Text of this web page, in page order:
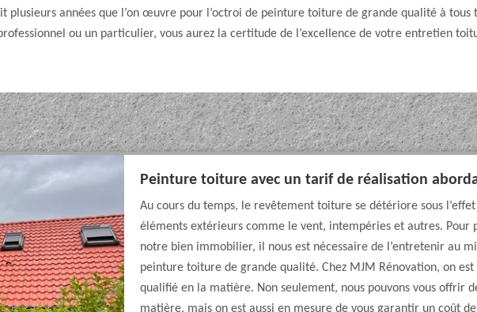
plusieurs années que l’on œuvre pour l’octroi de peinture toiture de grande qualité à tous
ou un particulier, vous aurez la certitude de l’excellence de votre entretien
Peinture toiture avec un tarif de réalisation
Au cours du temps, le revêtement toiture se détériore sous
éléments extérieurs comme le vent, intempéries et autres. Pour
notre bien immobilier, il nous est nécessaire de l’entretenir au
peinture toiture de grande qualité. Chez MJM Rénovation, on
qualifié en la matière. Non seulement, nous pouvons vous offrir
matière, mais on est aussi en mesure de vous garantir un coût